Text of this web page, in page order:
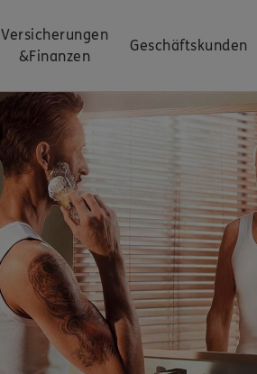
Versicherungen
&Finanzen
Geschäftskunden